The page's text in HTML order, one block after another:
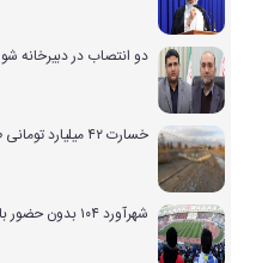
دو انتصاب در دبیرخانه
خسارت ۴۲ میلیارد تومانی طوفان به تاسیسات هرمزگان
شهرآورد ۱۰۴ بدون حضور بانوان